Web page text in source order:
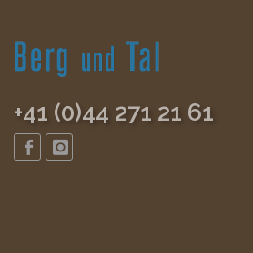
+41 (0)44 271 21 61